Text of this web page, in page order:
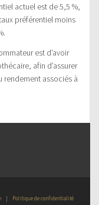
actuel est de 5,5 %,
préférentiel moins
est d’avoir
afin d’assurer
rendement associés à
| Politique de confidentialité